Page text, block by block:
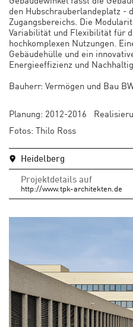
den Hubschrauberlandeplatz -
Zugangsbereichs. Die
Variabilität und Flexibilität für
hochkomplexen Nutzungen.
Gebäudehülle und ein
Energieeffizienz und
Bauherr: Vermögen und Bau
Planung: 2012-2016
Fotos: Thilo Ross
Heidelberg
Projektdetails auf
http://www.tpk-architekten.de